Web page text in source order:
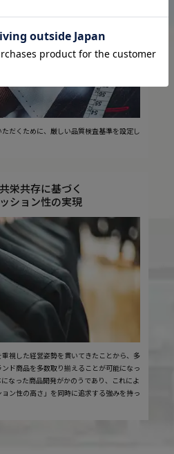
だくために、厳しい品質検査基準を設定し
栄共存に基づく
ション性の実現
視した経営姿勢を貫いてきたことから、多
ド商品を多数取り揃えることが可能になっ
なった商品開発がかのうであり、これによ
ン性の高さ」を同時に追求する強みを持っ